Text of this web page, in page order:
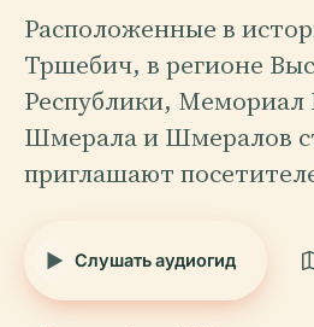
Расположенные в
Тршебич, в регионе
Республики, Мемориал
Шмерала и Шмералов
приглашают
Слушать аудиогид